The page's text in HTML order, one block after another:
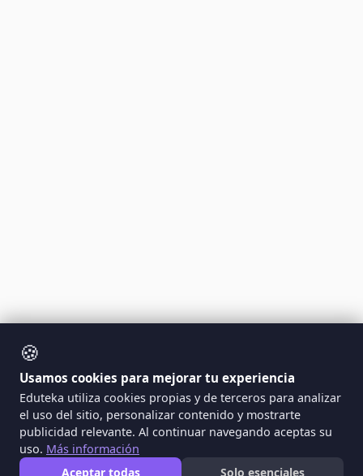
🍪
Usamos cookies para mejorar tu experiencia
Eduteka utiliza cookies propias y de terceros para analizar
el uso del sitio, personalizar contenido y mostrarte
publicidad relevante. Al continuar navegando aceptas su
uso. Más información
Aceptar todas
Solo esenciales